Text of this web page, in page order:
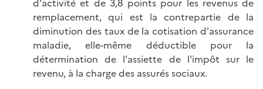
d'activité et de 3,8 points pour les revenus de
remplacement, qui est la contrepartie de la
diminution des taux de la cotisation d'assurance
maladie, elle-même déductible pour la
détermination de l'assiette de l'impôt sur le
revenu, à la charge des assurés sociaux.